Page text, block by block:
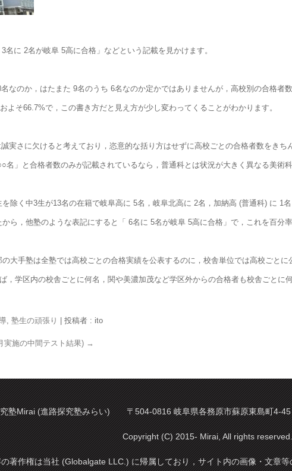
に 2名が岐阜 5高に合格」などという記載を見かけます。
なのか，はたまた 9名のうち 6名なのか定かではありませんが，高校別の合格者
よそ66.7%で，この書き方だと見え方が少し変わってくることがわかります。
実さに欠けると考えており，恣意的な括り方はせずに高校ごとの合格者数をきち
」と合格者数のみが記載されているなら，普通科とは状況が大きく異なる美術
除く中3生が13名の在籍で岐阜高に 5名，岐阜北高に 2名，加納高 (普通科) に 1
ら，他塾のような表記にすると「 6名に 5名が岐阜 5高に合格」で，これを百分
大手塾は全塾では高校ごとの合格実績を公表するのに，校舎単位では高校ごとに
，学区内の校舎ごとに何名，関や美濃加茂など学区外からの合格者も校舎ごとに
, 塾生の頑張り
投稿者 : ito
実施の中間テスト結果) →
塾Mirai (進路探究塾みらい) 〒504-0816 岐阜県各務原市蘇原東島町4-
Copyright (C) 2015- Mirai, All rights reserved.
著作権は当社 (Globalgate LLC.) に帰属しており，サイト内の画像・文章